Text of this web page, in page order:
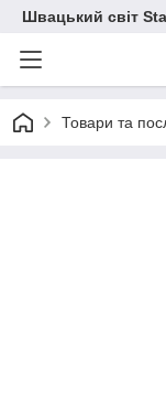
Швацький світ
Товари та